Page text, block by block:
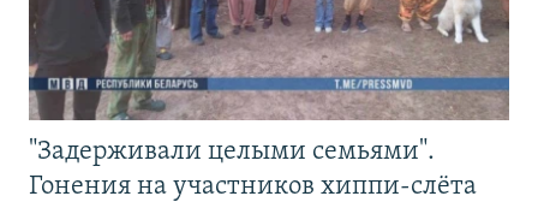
"Задерживали целыми семьями".
Гонения на участников хиппи-слёта